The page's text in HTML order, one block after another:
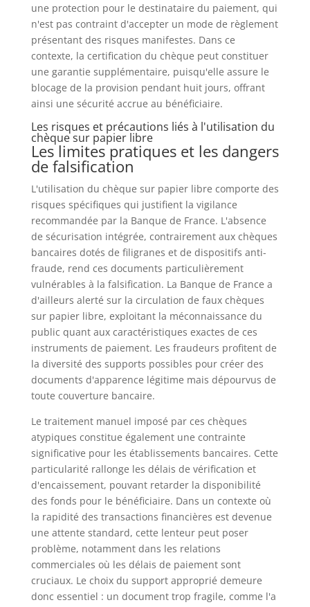
une protection pour le destinataire du paiement, qui
n'est pas contraint d'accepter un mode de règlement
présentant des risques manifestes. Dans ce
contexte, la certification du chèque peut constituer
une garantie supplémentaire, puisqu'elle assure le
blocage de la provision pendant huit jours, offrant
ainsi une sécurité accrue au bénéficiaire.
Les risques et précautions liés à l'utilisation du
chèque sur papier libre
Les limites pratiques et les dangers
de falsification
L'utilisation du chèque sur papier libre comporte des
risques spécifiques qui justifient la vigilance
recommandée par la Banque de France. L'absence
de sécurisation intégrée, contrairement aux chèques
bancaires dotés de filigranes et de dispositifs anti-
fraude, rend ces documents particulièrement
vulnérables à la falsification. La Banque de France a
d'ailleurs alerté sur la circulation de faux chèques
sur papier libre, exploitant la méconnaissance du
public quant aux caractéristiques exactes de ces
instruments de paiement. Les fraudeurs profitent de
la diversité des supports possibles pour créer des
documents d'apparence légitime mais dépourvus de
toute couverture bancaire.
Le traitement manuel imposé par ces chèques
atypiques constitue également une contrainte
significative pour les établissements bancaires. Cette
particularité rallonge les délais de vérification et
d'encaissement, pouvant retarder la disponibilité
des fonds pour le bénéficiaire. Dans un contexte où
la rapidité des transactions financières est devenue
une attente standard, cette lenteur peut poser
problème, notamment dans les relations
commerciales où les délais de paiement sont
cruciaux. Le choix du support approprié demeure
donc essentiel : un document trop fragile, comme l'a